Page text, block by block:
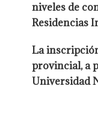
niveles de
Residencias
La
provincial, a
Universidad